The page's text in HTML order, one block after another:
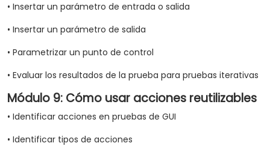
• Insertar un parámetro de entrada o salida
• Insertar un parámetro de salida
• Parametrizar un punto de control
• Evaluar los resultados de la prueba para pruebas iterativas
Módulo 9: Cómo usar acciones reutilizables
• Identificar acciones en pruebas de GUI
• Identificar tipos de acciones